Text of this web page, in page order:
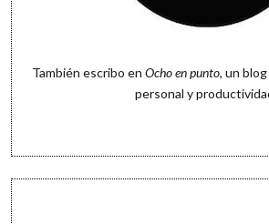
También escribo en Ocho en punto, un
personal y